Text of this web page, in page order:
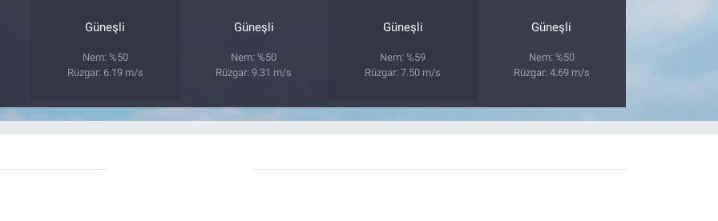
Güneşli
Nem: %50
Rüzgar: 6.19 m/s
Güneşli
Nem: %50
Rüzgar: 9.31 m/s
Güneşli
Nem: %59
Rüzgar: 7.50 m/s
Güneşli
Nem: %50
Rüzgar: 4.69 m/s